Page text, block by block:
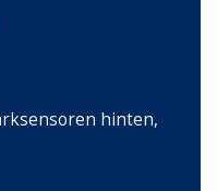
hinten,